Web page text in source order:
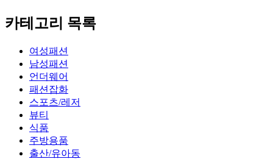
카테고리 목록
여성패션
남성패션
언더웨어
패션잡화
스포츠/레저
뷰티
식품
주방용품
출산/유아동